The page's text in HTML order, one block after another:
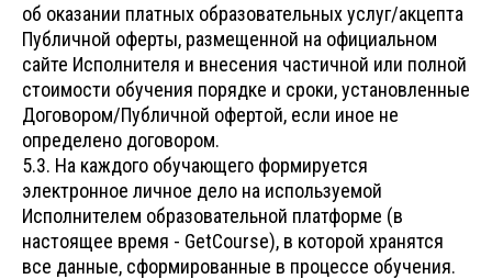
об оказании платных образовательных услуг/акцепта
Публичной оферты, размещенной на официальном
сайте Исполнителя и внесения частичной или полной
стоимости обучения порядке и сроки, установленные
Договором/Публичной офертой, если иное не
определено договором.
5.3. На каждого обучающего формируется
электронное личное дело на используемой
Исполнителем образовательной платформе (в
настоящее время - GetCourse), в которой хранятся
все данные, сформированные в процессе обучения.